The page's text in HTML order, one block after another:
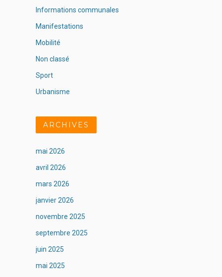
Informations communales
Manifestations
Mobilité
Non classé
Sport
Urbanisme
ARCHIVES
mai 2026
avril 2026
mars 2026
janvier 2026
novembre 2025
septembre 2025
juin 2025
mai 2025